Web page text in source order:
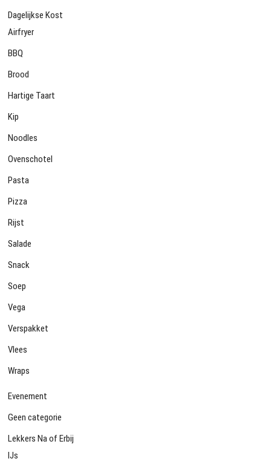
Dagelijkse Kost
Airfryer
BBQ
Brood
Hartige Taart
Kip
Noodles
Ovenschotel
Pasta
Pizza
Rijst
Salade
Snack
Soep
Vega
Verspakket
Vlees
Wraps
Evenement
Geen categorie
Lekkers Na of Erbij
IJs